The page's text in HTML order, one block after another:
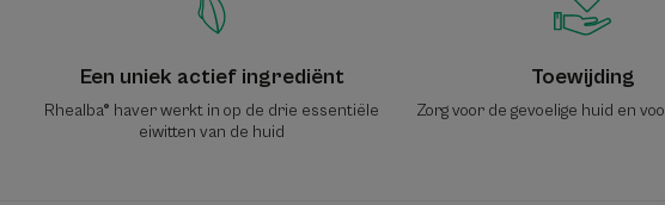
Een uniek actief ingrediënt
Rhealba® haver werkt in op de drie essentiële
eiwitten van de huid
Toewijding
Zorg voor de gevoelige huid en